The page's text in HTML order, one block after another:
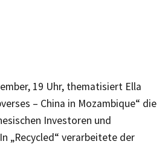
19 Uhr, thematisiert Ella
– China in Mozambique“ die
Investoren und
„Recycled“ verarbeitete der